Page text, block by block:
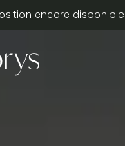
encore